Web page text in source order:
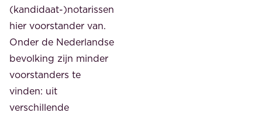
(kandidaat-)notarissen
hier voorstander van.
Onder de Nederlandse
bevolking zijn minder
voorstanders te
vinden: uit
verschillende